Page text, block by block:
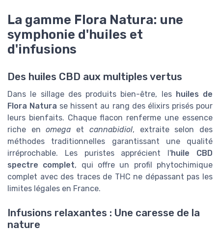
La gamme Flora Natura: une
symphonie d'huiles et
d'infusions
Des huiles CBD aux multiples vertus
Dans le sillage des produits bien-être, les huiles de
Flora Natura se hissent au rang des élixirs prisés pour
leurs bienfaits. Chaque flacon renferme une essence
riche enomega et cannabidiol, extraite selon des
méthodes traditionnelles garantissant une qualité
irréprochable. Les puristes apprécient l'huile CBD
spectre complet, qui offre un profil phytochimique
complet avec des traces de THC ne dépassant pas les
limites légales en France.
Infusions relaxantes : Une caresse de la
nature